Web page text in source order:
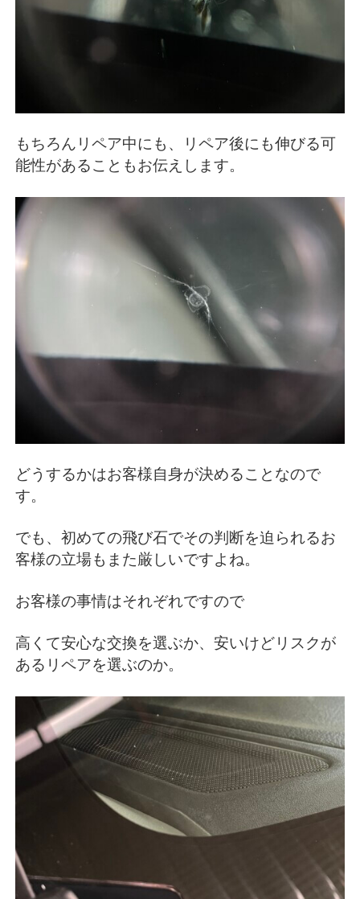
もちろんリペア中にも、リペア後にも伸びる可
能性があることもお伝えします。
どうするかはお客様自身が決めることなので
す。
でも、初めての飛び石でその判断を迫られるお
客様の立場もまた厳しいですよね。
お客様の事情はそれぞれですので
高くて安心な交換を選ぶか、安いけどリスクが
あるリペアを選ぶのか。